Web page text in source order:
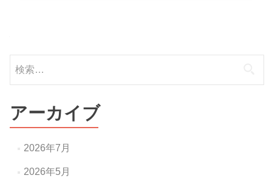
索:
アーカイブ
2026年7月
2026年5月